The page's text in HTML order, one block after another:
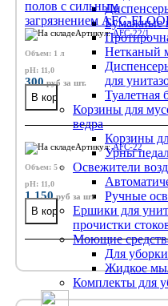
Бумажные
Нетканый
для
Туалетная
Корзины для
ведра
Корзины
Урны
Освежители
Ручные
Ершики для
прочистки
Моющие
Для
Жидкое
Комплекты для
полов с сильным
загрязнением AFC-
Артикул:AFC-22/1
Объем: 1 л
pH: 11,0
300руб за шт.
Артикул:AFC-22
Объем: 5 л
pH: 11,0
1 150руб за шт.